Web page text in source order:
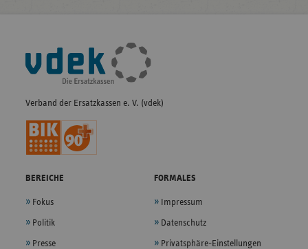
Fußleisten-
Navigation
Verband der Ersatzkassen e. V. (vdek)
BEREICHE
Fokus
Politik
Presse
FORMALES
Impressum
Datenschutz
Privatsphäre-Einstellungen